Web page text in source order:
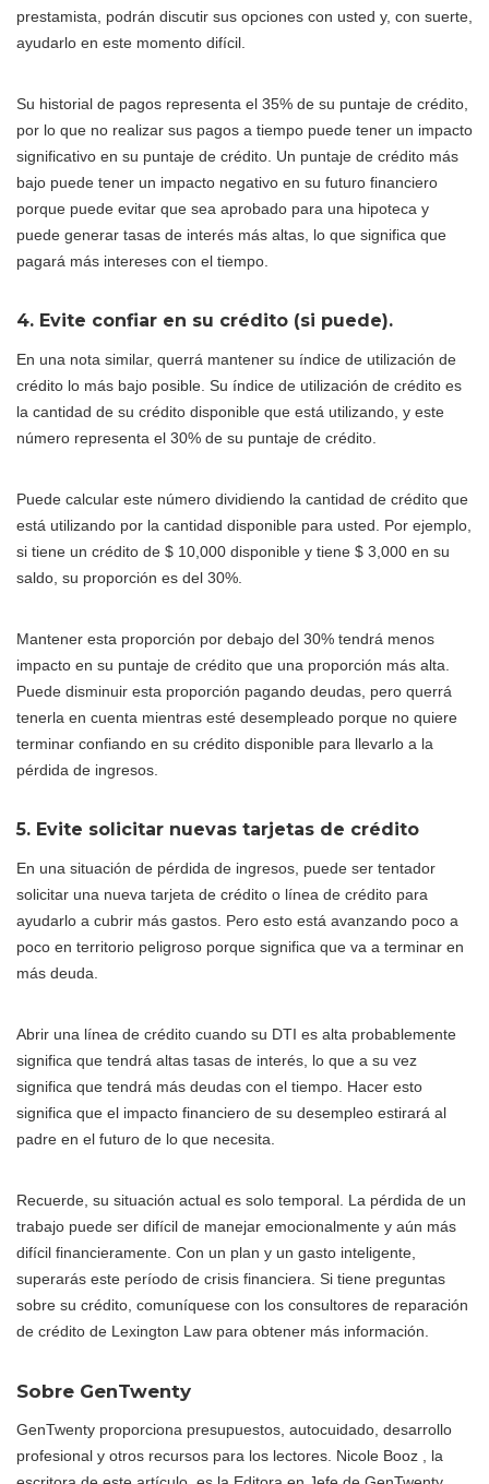
prestamista, podrán discutir sus opciones con usted y, con suerte,
ayudarlo en este momento difícil.
Su historial de pagos representa el 35% de su puntaje de crédito,
por lo que no realizar sus pagos a tiempo puede tener un impacto
significativo en su puntaje de crédito. Un puntaje de crédito más
bajo puede tener un impacto negativo en su futuro financiero
porque puede evitar que sea aprobado para una hipoteca y
puede generar tasas de interés más altas, lo que significa que
pagará más intereses con el tiempo.
4. Evite confiar en su crédito (si puede).
En una nota similar, querrá mantener su índice de utilización de
crédito lo más bajo posible. Su índice de utilización de crédito es
la cantidad de su crédito disponible que está utilizando, y este
número representa el 30% de su puntaje de crédito.
Puede calcular este número dividiendo la cantidad de crédito que
está utilizando por la cantidad disponible para usted. Por ejemplo,
si tiene un crédito de $ 10,000 disponible y tiene $ 3,000 en su
saldo, su proporción es del 30%.
Mantener esta proporción por debajo del 30% tendrá menos
impacto en su puntaje de crédito que una proporción más alta.
Puede disminuir esta proporción pagando deudas, pero querrá
tenerla en cuenta mientras esté desempleado porque no quiere
terminar confiando en su crédito disponible para llevarlo a la
pérdida de ingresos.
5. Evite solicitar nuevas tarjetas de crédito
En una situación de pérdida de ingresos, puede ser tentador
solicitar una nueva tarjeta de crédito o línea de crédito para
ayudarlo a cubrir más gastos. Pero esto está avanzando poco a
poco en territorio peligroso porque significa que va a terminar en
más deuda.
Abrir una línea de crédito cuando su DTI es alta probablemente
significa que tendrá altas tasas de interés, lo que a su vez
significa que tendrá más deudas con el tiempo. Hacer esto
significa que el impacto financiero de su desempleo estirará al
padre en el futuro de lo que necesita.
Recuerde, su situación actual es solo temporal. La pérdida de un
trabajo puede ser difícil de manejar emocionalmente y aún más
difícil financieramente. Con un plan y un gasto inteligente,
superarás este período de crisis financiera. Si tiene preguntas
sobre su crédito, comuníquese con los consultores de reparación
de crédito de Lexington Law para obtener más información.
Sobre GenTwenty
GenTwenty proporciona presupuestos, autocuidado, desarrollo
profesional y otros recursos para los lectores. Nicole Booz , la